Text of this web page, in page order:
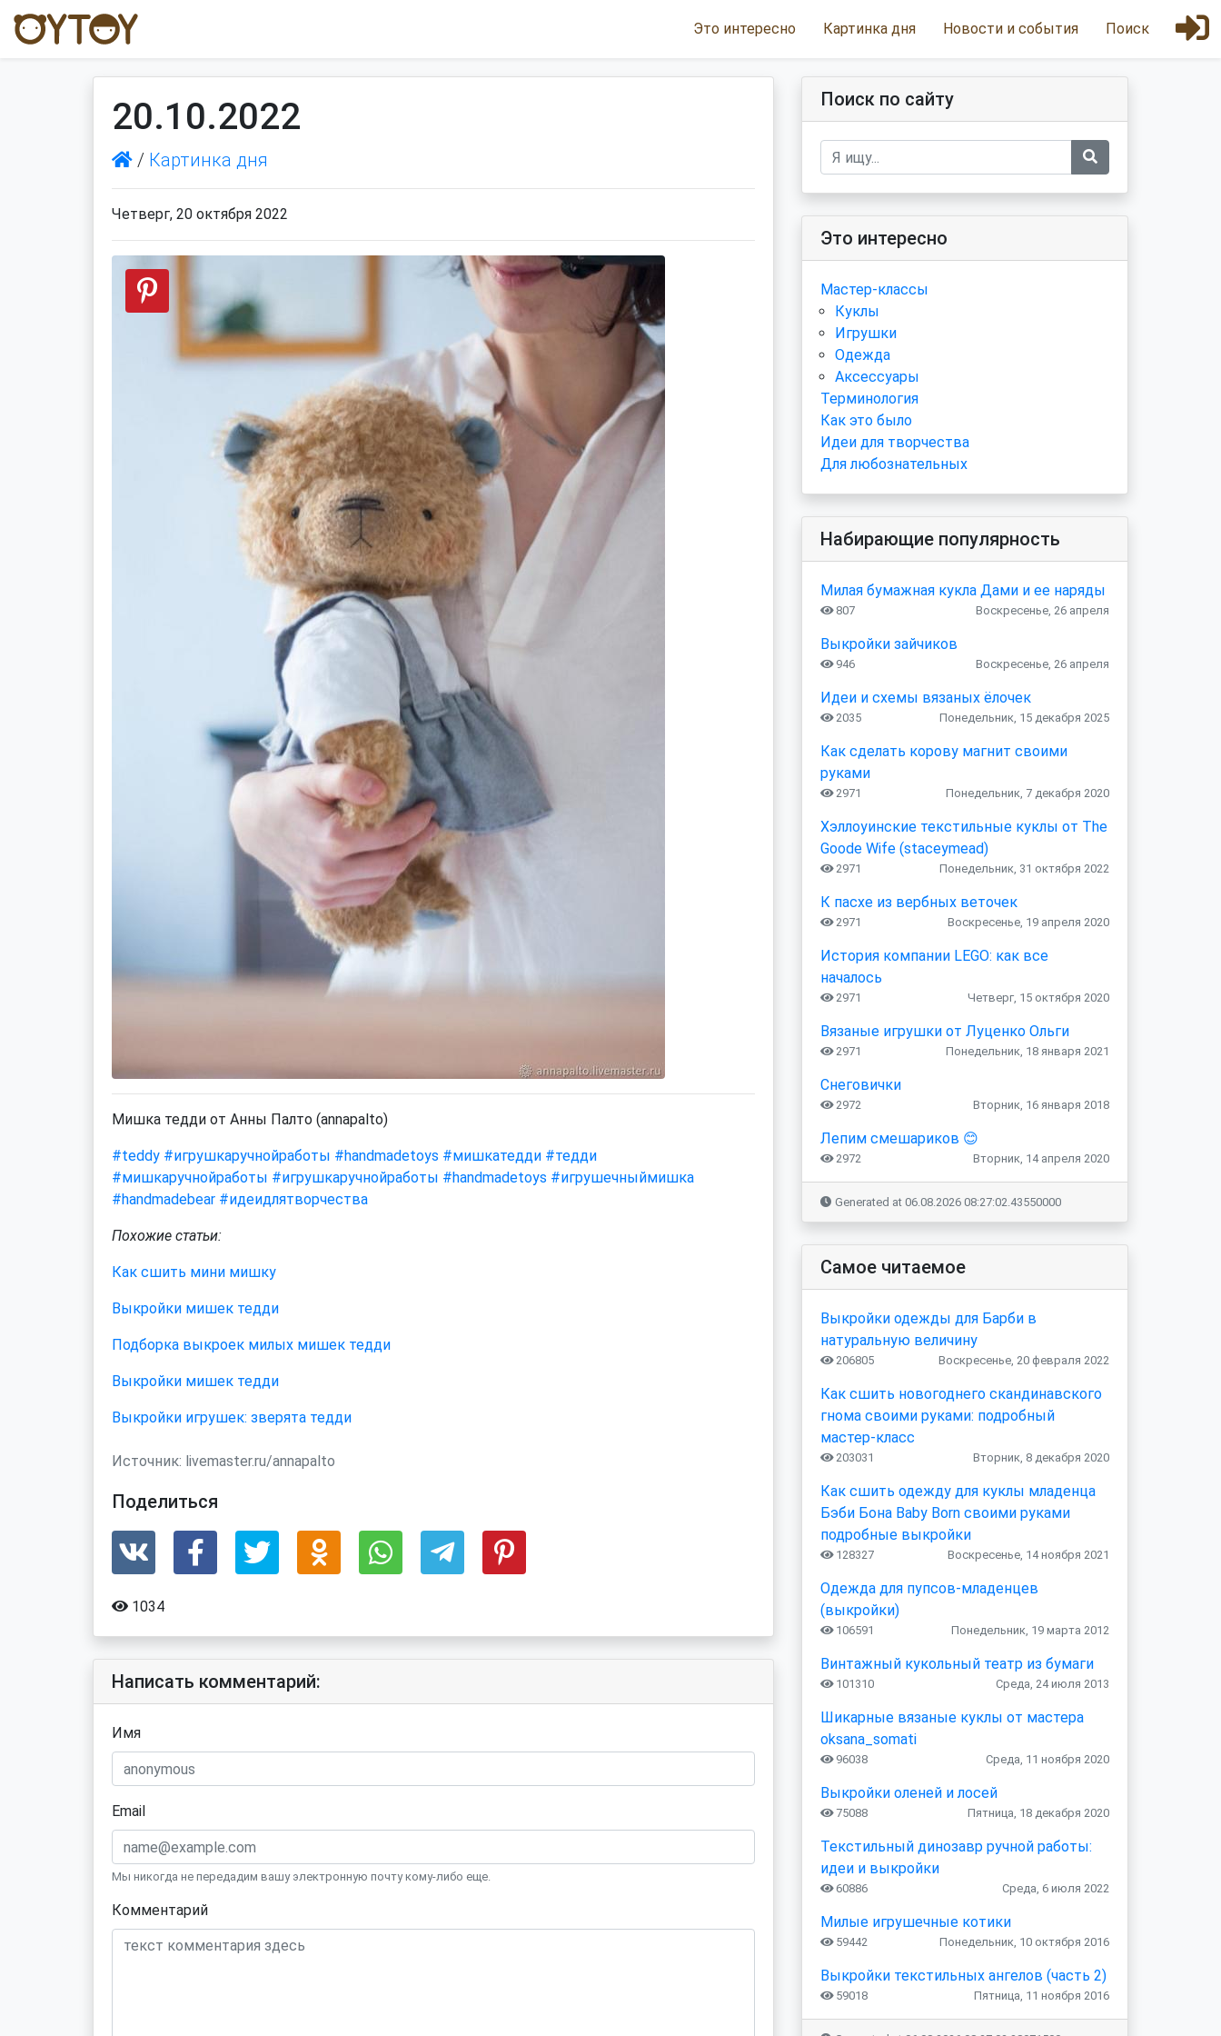
Это интересно Картинка дня Новости и события Поиск
20.10.2022
/ Картинка дня
Четверг, 20 октября 2022
Мишка тедди от Анны Палто (annapalto)
#teddy #игрушкаручнойработы #handmadetoys #мишкатедди #тедди
#мишкаручнойработы #игрушкаручнойработы #handmadetoys #игрушечныймишка
#handmadebear #идеидлятворчества
Похожие статьи:
Как сшить мини мишку
Выкройки мишек тедди
Подборка выкроек милых мишек тедди
Выкройки мишек тедди
Выкройки игрушек: зверята тедди
Источник: livemaster.ru/annapalto
Поделиться
1034
Написать комментарий:
Имя
Email
Мы никогда не передадим вашу электронную почту кому-либо еще.
Комментарий
Поиск по сайту
Это интересно
Мастер-классы
Куклы
Игрушки
Одежда
Аксессуары
Терминология
Как это было
Идеи для творчества
Для любознательных
Набирающие популярность
Милая бумажная кукла Дами и ее наряды
807 Воскресенье, 26 апреля
Выкройки зайчиков
946 Воскресенье, 26 апреля
Идеи и схемы вязаных ёлочек
2035 Понедельник, 15 декабря 2025
Как сделать корову магнит своими
руками
2971 Понедельник, 7 декабря 2020
Хэллоуинские текстильные куклы от The
Goode Wife (staceymead)
2971 Понедельник, 31 октября 2022
К пасхе из вербных веточек
2971 Воскресенье, 19 апреля 2020
История компании LEGO: как все
началось
2971 Четверг, 15 октября 2020
Вязаные игрушки от Луценко Ольги
2971 Понедельник, 18 января 2021
Снеговички
2972 Вторник, 16 января 2018
Лепим смешариков 😊
2972 Вторник, 14 апреля 2020
Generated at 06.08.2026 08:27:02.43550000
Самое читаемое
Выкройки одежды для Барби в
натуральную величину
206805 Воскресенье, 20 февраля 2022
Как сшить новогоднего скандинавского
гнома своими руками: подробный
мастер-класс
203031 Вторник, 8 декабря 2020
Как сшить одежду для куклы младенца
Бэби Бона Baby Born своими руками
подробные выкройки
128327 Воскресенье, 14 ноября 2021
Одежда для пупсов-младенцев
(выкройки)
106591 Понедельник, 19 марта 2012
Винтажный кукольный театр из бумаги
101310 Среда, 24 июля 2013
Шикарные вязаные куклы от мастера
oksana_somati
96038 Среда, 11 ноября 2020
Выкройки оленей и лосей
75088 Пятница, 18 декабря 2020
Текстильный динозавр ручной работы:
идеи и выкройки
60886 Среда, 6 июля 2022
Милые игрушечные котики
59442 Понедельник, 10 октября 2016
Выкройки текстильных ангелов (часть 2)
59018 Пятница, 11 ноября 2016